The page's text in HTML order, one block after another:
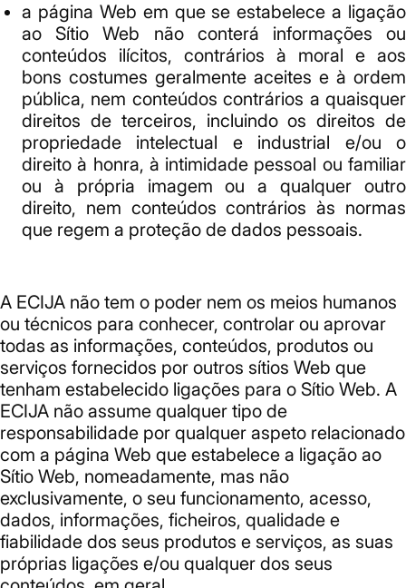
a página Web em que se estabelece a ligação
ao Sítio Web não conterá informações ou
conteúdos ilícitos, contrários à moral e aos
bons costumes geralmente aceites e à ordem
pública, nem conteúdos contrários a quaisquer
direitos de terceiros, incluindo os direitos de
propriedade intelectual e industrial e/ou o
direito à honra, à intimidade pessoal ou familiar
ou à própria imagem ou a qualquer outro
direito, nem conteúdos contrários às normas
que regem a proteção de dados pessoais.
A ECIJA não tem o poder nem os meios humanos
ou técnicos para conhecer, controlar ou aprovar
todas as informações, conteúdos, produtos ou
serviços fornecidos por outros sítios Web que
tenham estabelecido ligações para o Sítio Web. A
ECIJA não assume qualquer tipo de
responsabilidade por qualquer aspeto relacionado
com a página Web que estabelece a ligação ao
Sítio Web, nomeadamente, mas não
exclusivamente, o seu funcionamento, acesso,
dados, informações, ficheiros, qualidade e
fiabilidade dos seus produtos e serviços, as suas
próprias ligações e/ou qualquer dos seus